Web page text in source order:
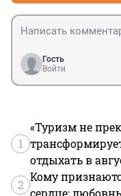
Гость
Войти
1
«Туризм не
отдыхать в
2
Кому
сердце: